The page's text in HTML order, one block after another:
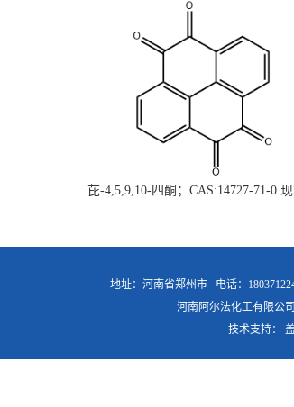
芘-4,5,9,10-四酮；CAS:14727-71-0
地址：河南省郑州市 电话：
河南阿尔法化工有限公司
技术支持：